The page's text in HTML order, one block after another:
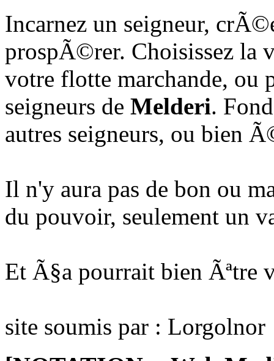
Incarnez un seigneur,
prospÃ©rer. Choisissez la
votre flotte marchande, ou
seigneurs de Melderi.
autres seigneurs, ou bien
Il n'y aura pas de bon ou
du pouvoir, seulement un
Et Ã§a pourrait bien Ãªtre
site soumis par : Lorgolnor